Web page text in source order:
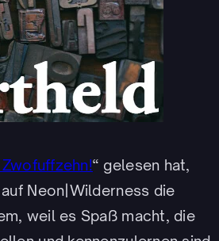
“ gelesen hat,
Neon|Wilderness die
weil es Spaß macht, die